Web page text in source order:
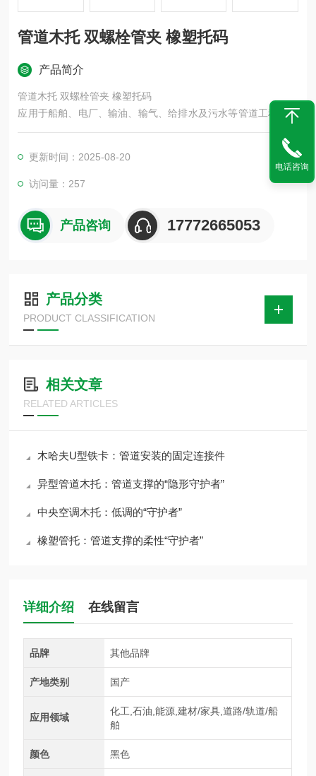
管道木托 双螺栓管夹 橡塑托码
产品简介
管道木托 双螺栓管夹 橡塑托码
应用于船舶、电厂、输油、输气、给排水及污水等管道工程中，
使管道的连接施工更加方便、可靠、安全。它是柔性连接，产品
表面材料可防止外部滴蚀，内置的橡胶材料适应不同流体介质的
要求。管夹具有密度弯曲强度冲击韧性压缩强度弹性模量拉伸强
度耐温颜色的特性
更新时间：2025-08-20
访问量：257
产品咨询 17772665053
产品分类
PRODUCT CLASSIFICATION
相关文章
RELATED ARTICLES
木哈夫U型铁卡：管道安装的固定连接件
异型管道木托：管道支撑的“隐形守护者”
中央空调木托：低调的“守护者”
橡塑管托：管道支撑的柔性“守护者”
详细介绍 在线留言
品牌 其他品牌
产地类别 国产
应用领域
化工,石油,能源,建材/家具,道路/轨道/船
舶
颜色 黑色
电话咨询